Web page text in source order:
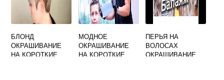
БЛОНД
ОКРАШИВАНИЕ
НА КОРОТКИЕ
МОДНОЕ
ОКРАШИВАНИЕ
НА КОРОТКИЕ
ПЕРЬЯ НА
ВОЛОСАХ
ОКРАШИВАНИЕ